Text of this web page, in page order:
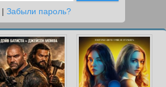
| Забыли пароль?